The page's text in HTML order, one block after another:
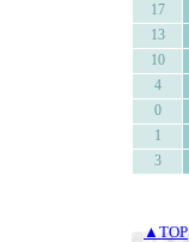
17
13
10
4
0
1
3
▲TOP